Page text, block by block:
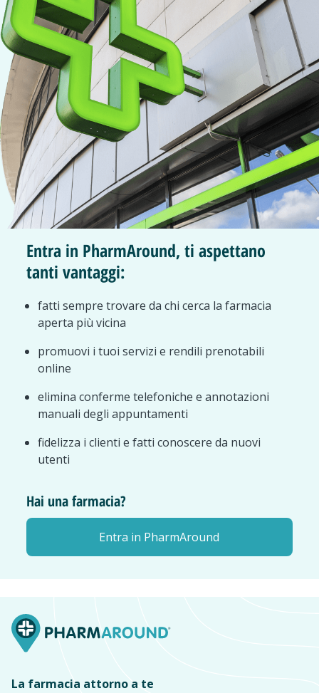
Entra in PharmAround, ti aspettano
tanti vantaggi:
fatti sempre trovare da chi cerca la farmacia
aperta più vicina
promuovi i tuoi servizi e rendili prenotabili
online
elimina conferme telefoniche e annotazioni
manuali degli appuntamenti
fidelizza i clienti e fatti conoscere da nuovi
utenti
Hai una farmacia?
Entra in PharmAround
La farmacia attorno a te